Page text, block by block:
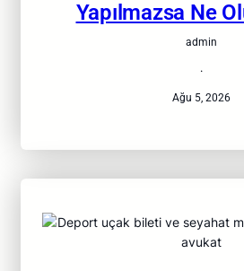
Yapılmazsa Ne
admin
·
Ağu 5, 2026